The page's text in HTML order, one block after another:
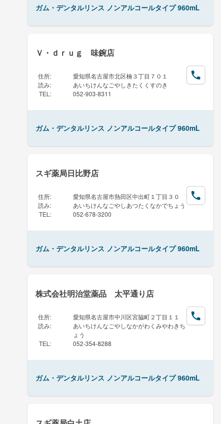
ガム・デンタルリンス ノンアルコールタイプ 960mL
Ｖ・ｄｒｕｇ 味鋺店
住所:
愛知県名古屋市北区楠３丁目７０１
読み:
あいちけんなごやしきたくくすのき
TEL : 052-903-8311
ガム・デンタルリンス ノンアルコールタイプ 960mL
スギ薬局日比野店
住所:
愛知県名古屋市熱田区中出町１丁目３０
読み:
あいちけんなごやしあつたくなかでちょう
TEL : 052-678-3200
ガム・デンタルリンス ノンアルコールタイプ 960mL
株式会社明治堂薬品 太平通り店
住所:
愛知県名古屋市中川区宮脇町２丁目１１
読み:
あいちけんなごやしなかがわくみやわきち
ょう
TEL : 052-354-8288
ガム・デンタルリンス ノンアルコールタイプ 960mL